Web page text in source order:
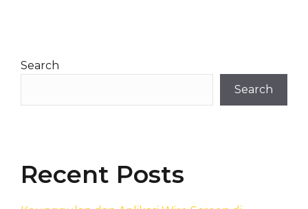
Search
Search
Recent Posts